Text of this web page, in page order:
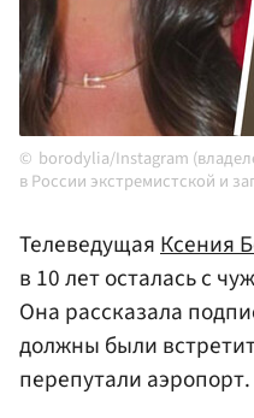
borodylia/Instagram
в России экстремистской и
ТелеведущаяКсения
в 10 лет осталась с
Она рассказала
должны были
перепутали аэропорт.